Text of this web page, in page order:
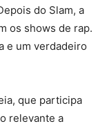
do Slam, a
os shows de rap.
e um verdadeiro
que participa
relevante a